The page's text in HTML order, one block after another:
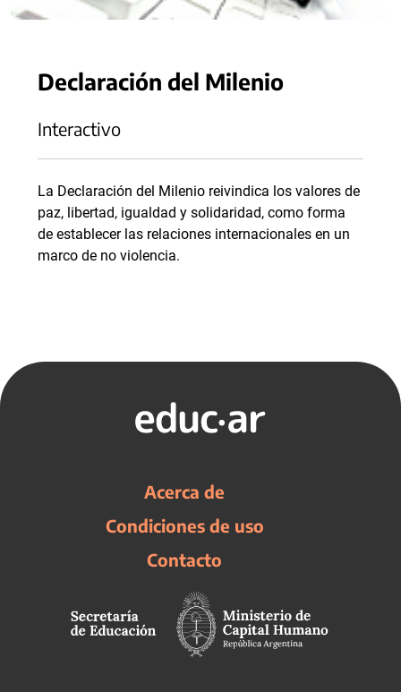
Declaración del Milenio
Interactivo
La Declaración del Milenio reivindica los valores de
paz, libertad, igualdad y solidaridad, como forma
de establecer las relaciones internacionales en un
marco de no violencia.
Acerca de
Condiciones de uso
Contacto